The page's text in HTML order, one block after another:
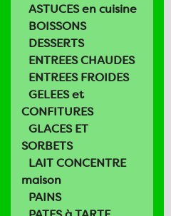
ASTUCES en cuisine
BOISSONS
DESSERTS
ENTREES CHAUDES
ENTREES FROIDES
GELEES et
CONFITURES
GLACES ET
SORBETS
LAIT CONCENTRE
maison
PAINS